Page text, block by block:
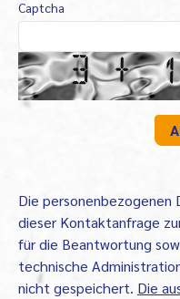
Captcha
Die personenbezogenen
dieser Kontaktanfrage
für die Beantwortung
technische
nicht gespeichert. Die